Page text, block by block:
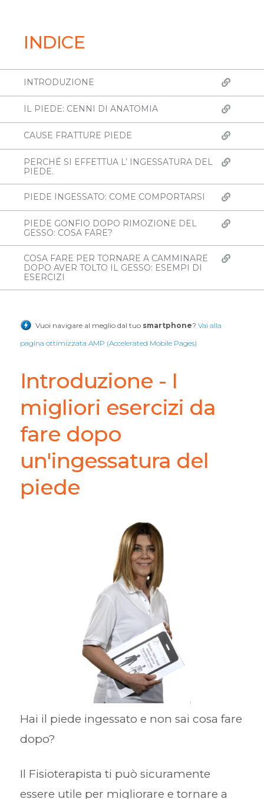
INDICE
INTRODUZIONE
IL PIEDE: CENNI DI ANATOMIA
CAUSE FRATTURE PIEDE
PERCHÉ SI EFFETTUA L’ INGESSATURA DEL
PIEDE.
PIEDE INGESSATO: COME COMPORTARSI
PIEDE GONFIO DOPO RIMOZIONE DEL
GESSO: COSA FARE?
COSA FARE PER TORNARE A CAMMINARE
DOPO AVER TOLTO IL GESSO: ESEMPI DI
ESERCIZI
Vuoi navigare al meglio dal tuo smartphone? Vai alla
pagina ottimizzata AMP (Accelerated Mobile Pages)
Introduzione - I
migliori esercizi da
fare dopo
un'ingessatura del
piede
Hai il piede ingessato e non sai cosa fare
dopo?
Il Fisioterapista ti può sicuramente
essere utile per migliorare e tornare a